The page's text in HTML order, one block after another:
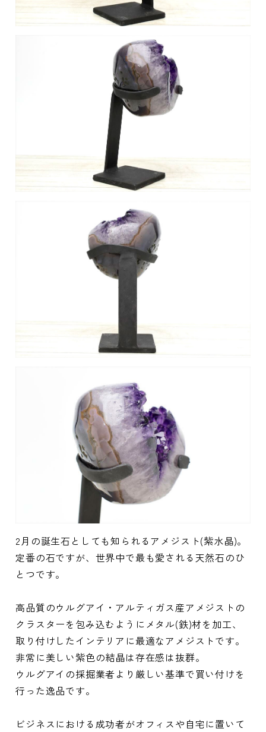
2月の誕生石としても知られるアメジスト(紫水晶)。
定番の石ですが、世界中で最も愛される天然石のひ
とつです。
高品質のウルグアイ・アルティガス産アメジストの
クラスターを包み込むようにメタル(鉄)材を加工、
取り付けしたインテリアに最適なアメジストです。
非常に美しい紫色の結晶は存在感は抜群。
ウルグアイの採掘業者より厳しい基準で買い付けを
行った逸品です。
ビジネスにおける成功者がオフィスや自宅に置いて